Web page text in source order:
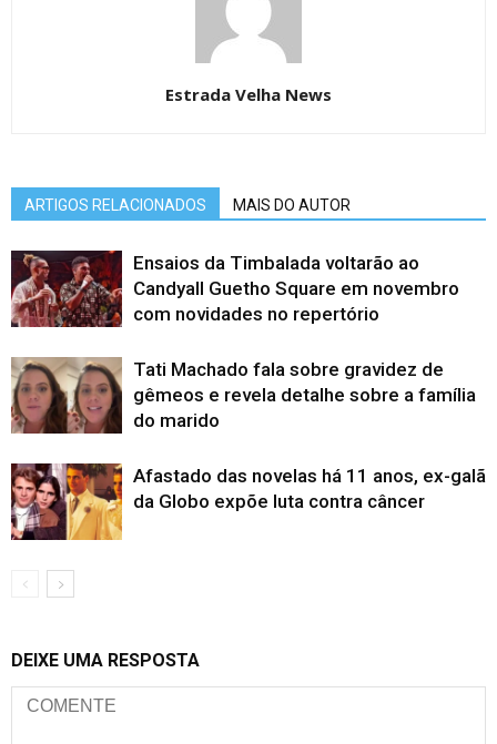
Estrada Velha News
ARTIGOS RELACIONADOS MAIS DO AUTOR
Ensaios da Timbalada voltarão ao
Candyall Guetho Square em novembro
com novidades no repertório
Tati Machado fala sobre gravidez de
gêmeos e revela detalhe sobre a família
do marido
Afastado das novelas há 11 anos, ex-galã
da Globo expõe luta contra câncer
DEIXE UMA RESPOSTA